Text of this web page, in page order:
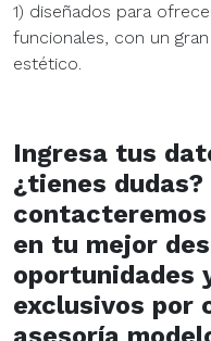
1) diseñados para
funcionales, con un
estético.
Ingresa tus
¿tienes
en tu mejor
oportunidades
exclusivos por